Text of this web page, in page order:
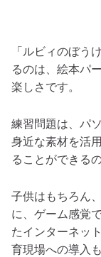
「ルビィのぼう
るのは、絵本パ
楽しさです。
練習問題は、パ
身近な素材を活
ることができる
子供はもちろん
に、ゲーム感覚
たインターネッ
育現場への導入